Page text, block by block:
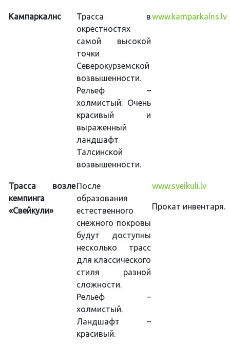
Кампаркалнс
Трасса в
окрестностях
самой высокой
точки
Северокурземской
возвышенности.
Рельеф –
холмистый. Очень
красивый и
выраженный
ландшафт
Талсинской
возвышенности.
www.kamparkalns.lv
Трасса возле
кемпинга
«Свейкули»
После
образования
естественного
снежного покровы
будут доступны
несколько трасс
для классического
стиля разной
сложности.
Рельеф –
холмистый.
Ландшафт –
красивый.
www.sveikuli.lv
Прокат инвентаря.